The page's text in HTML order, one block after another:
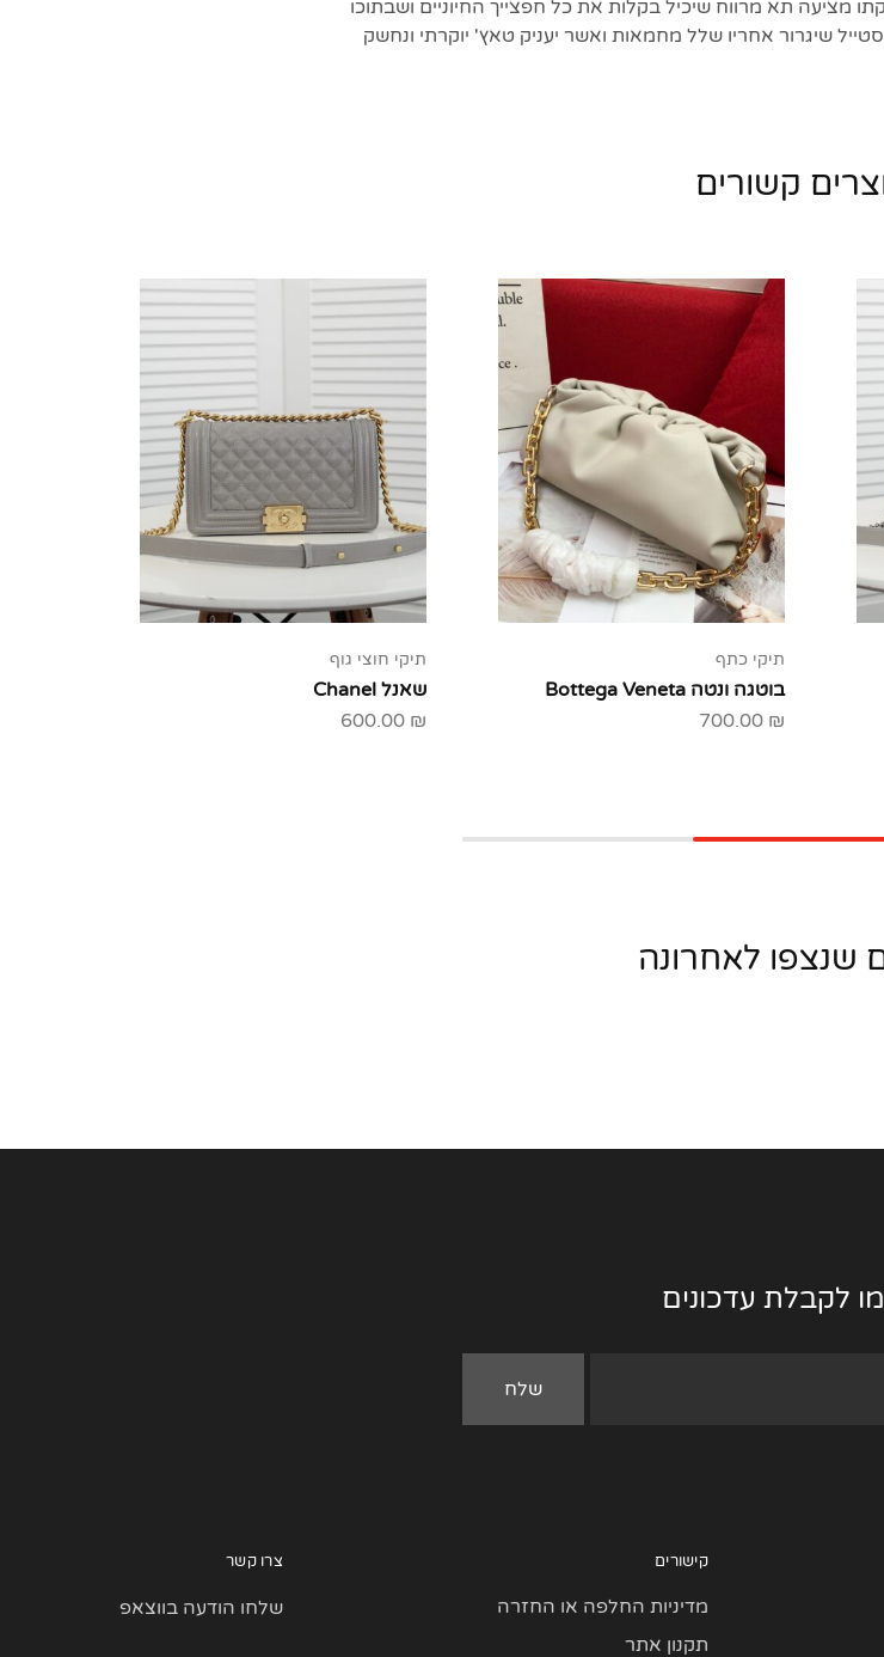
מציעה תא מרווח שיכיל בקלות את כל חפצייך החיוניים ושבתוכו
שיגרור אחריו שלל מחמאות ואשר יעניק טאץ' יוקרתי ונחשק
קשורים
תיקי כתף
בוטגה ונטה Bottega Veneta
700.00 ₪
תיקי חוצי גוף
שאנל Chanel
600.00 ₪
שנצפו לאחרונה
לקבלת עדכונים
קישורים
מדיניות החלפה או החזרה
תקנון אתר
צרו קשר
שלחו הודעה בווצאפ